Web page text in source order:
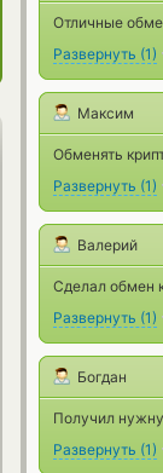
Отличные
Развернуть (1)
Максим
Обменять
Развернуть (1)
Валерий
Сделал обмен
Развернуть (1)
Богдан
Получил
Развернуть (1)